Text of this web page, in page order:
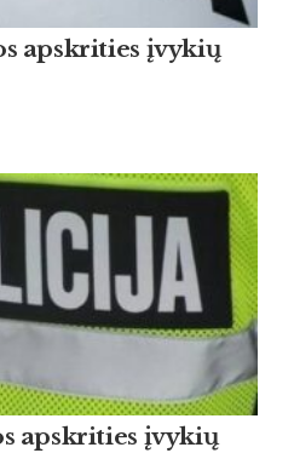
apskrities įvykių
apskrities įvykių